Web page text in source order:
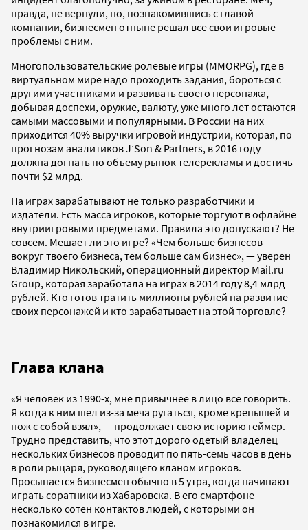
правда, не вернули, но, познакомившись с главой
компании, бизнесмен отныне решал все свои игровые
проблемы с ним.
Многопользовательские ролевые игры (MMORPG), где в
виртуальном мире надо проходить задания, бороться с
другими участниками и развивать своего персонажа,
добывая доспехи, оружие, валюту, уже много лет остаются
самыми массовыми и популярными. В России на них
приходится 40% выручки игровой индустрии, которая, по
прогнозам аналитиков J’Son & Partners, в 2016 году
должна догнать по объему рынок телерекламы и достичь
почти $2 млрд.
На играх зарабатывают не только разработчики и
издатели. Есть масса игроков, которые торгуют в офлайне
внутриигровыми предметами. Правила это допускают? Не
совсем. Мешает ли это игре? «Чем больше бизнесов
вокруг твоего бизнеса, тем больше сам бизнес», — уверен
Владимир Никольский, операционный директор Mail.ru
Group, которая заработала на играх в 2014 году 8,4 млрд
рублей. Кто готов тратить миллионы рублей на развитие
своих персонажей и кто зарабатывает на этой торговле?
Глава клана
«Я человек из 1990-х, мне привычнее в лицо все говорить.
Я когда к ним шел из-за меча ругаться, кроме крепышей и
нож с собой взял», — продолжает свою историю геймер.
Трудно представить, что этот дорого одетый владелец
нескольких бизнесов проводит по пять-семь часов в день
в роли рыцаря, руководящего кланом игроков.
Просыпается бизнесмен обычно в 5 утра, когда начинают
играть соратники из Хабаровска. В его смартфоне
несколько сотен контактов людей, с которыми он
познакомился в игре.